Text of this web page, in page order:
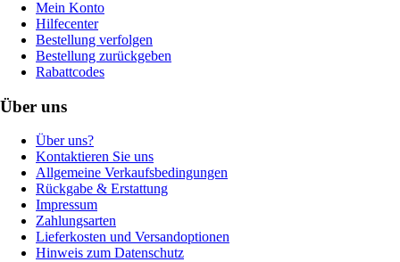
Mein Konto
Hilfecenter
Bestellung verfolgen
Bestellung zurückgeben
Rabattcodes
Über uns
Über uns?
Kontaktieren Sie uns
Allgemeine Verkaufsbedingungen
Rückgabe & Erstattung
Impressum
Zahlungsarten
Lieferkosten und Versandoptionen
Hinweis zum Datenschutz